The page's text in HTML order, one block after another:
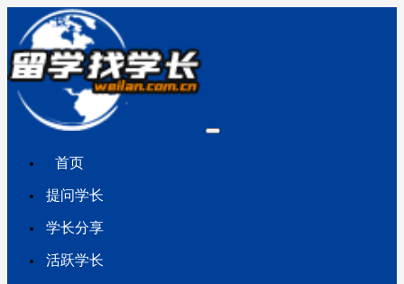
首页
提问学长
学长分享
活跃学长